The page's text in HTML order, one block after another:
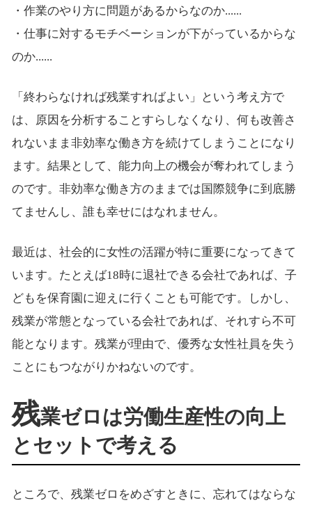
・作業のやり方に問題があるからなのか......
・仕事に対するモチベーションが下がっているからな
のか......
「終わらなければ残業すればよい」という考え方で
は、原因を分析することすらしなくなり、何も改善さ
れないまま非効率な働き方を続けてしまうことになり
ます。結果として、能力向上の機会が奪われてしまう
のです。非効率な働き方のままでは国際競争に到底勝
てませんし、誰も幸せにはなれません。
最近は、社会的に女性の活躍が特に重要になってきて
います。たとえば18時に退社できる会社であれば、子
どもを保育園に迎えに行くことも可能です。しかし、
残業が常態となっている会社であれば、それすら不可
能となります。残業が理由で、優秀な女性社員を失う
ことにもつながりかねないのです。
残業ゼロは労働生産性の向上
とセットで考える
ところで、残業ゼロをめざすときに、忘れてはならな